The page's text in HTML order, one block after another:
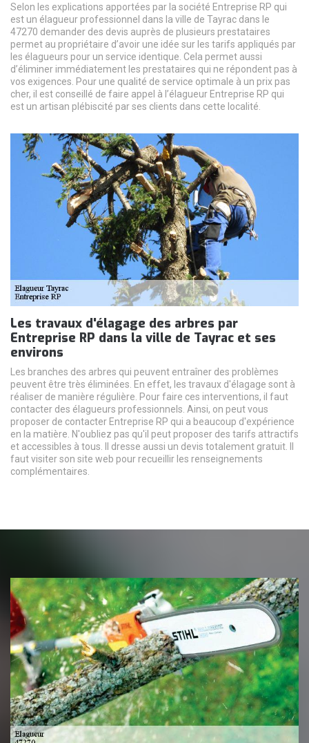
Selon les explications apportées par la société Entreprise RP qui
est un élagueur professionnel dans la ville de Tayrac dans le
47270 demander des devis auprès de plusieurs prestataires
permet au propriétaire d’avoir une idée sur les tarifs appliqués par
les élagueurs pour un service identique. Cela permet aussi
d’éliminer immédiatement les prestataires qui ne répondent pas à
vos exigences. Pour une qualité de service optimale à un prix pas
cher, il est conseillé de faire appel à l’élagueur Entreprise RP qui
est un artisan plébiscité par ses clients dans cette localité.
Les travaux d'élagage des arbres par
Entreprise RP dans la ville de Tayrac et ses
environs
Les branches des arbres qui peuvent entraîner des problèmes
peuvent être très éliminées. En effet, les travaux d'élagage sont à
réaliser de manière régulière. Pour faire ces interventions, il faut
contacter des élagueurs professionnels. Ainsi, on peut vous
proposer de contacter Entreprise RP qui a beaucoup d'expérience
en la matière. N'oubliez pas qu'il peut proposer des tarifs attractifs
et accessibles à tous. Il dresse aussi un devis totalement gratuit. Il
faut visiter son site web pour recueillir les renseignements
complémentaires.